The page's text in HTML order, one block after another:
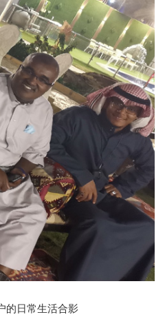
的日常生活合影